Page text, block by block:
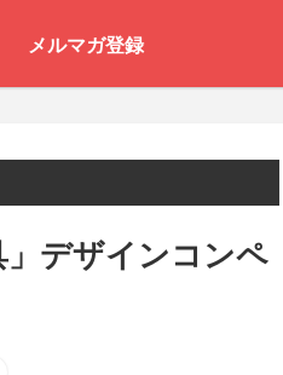
メルマガ登録
デザインコンペ